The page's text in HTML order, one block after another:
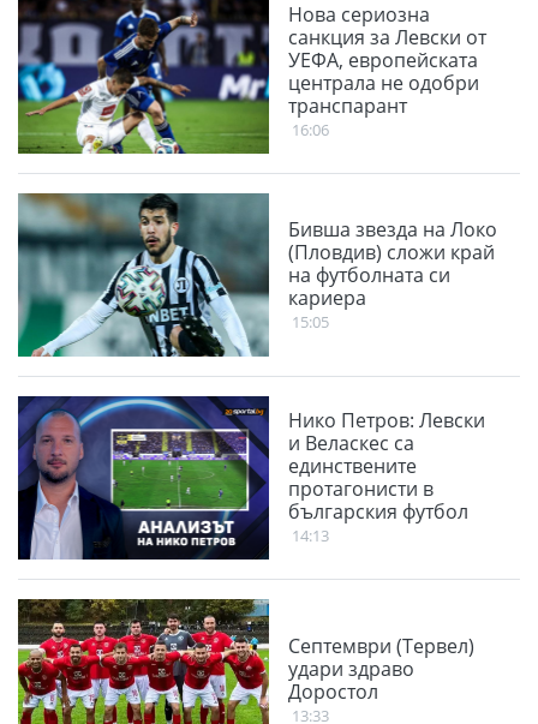
Нова сериозна
санкция за Левски от
УЕФА, европейската
централа не одобри
транспарант
16:06
Бивша звезда на Локо
(Пловдив) сложи край
на футболната си
кариера
15:05
Нико Петров: Левски
и Веласкес са
единствените
протагонисти в
българския футбол
14:13
Септември (Тервел)
удари здраво
Доростол
13:33